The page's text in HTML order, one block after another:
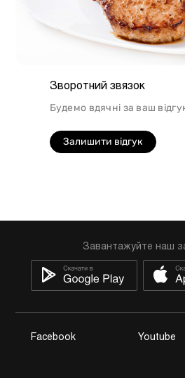
Зворотний звязок
Будемо вдячні за ваш
Залишити відгук
Завантажуйте наш
Facebook Youtube